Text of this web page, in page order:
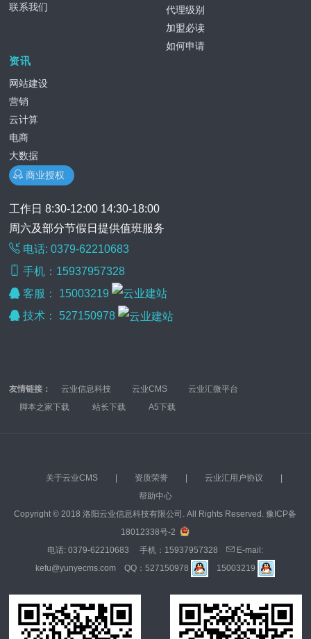
联系我们
代理级别
加盟必读
如何申请
资讯
网站建设
营销
云计算
电商
大数据
商业授权
工作日 8:30-12:00 14:30-18:00
周六及部分节假日提供值班服务
电话: 0379-62210683
手机：15937957328
客服： 15003219
技术： 527150978
友情链接： 云业信息科技 云业CMS
云业汇微平台
脚本之家下载
站长下载 A5下载
关于云业CMS 资质荣誉 云业汇用户协议
帮助中心
Copyright © 2018 洛阳云业信息科技有限公司. All Rights Reserved. 豫ICP备
18012338号-2
电话:0379-62210683 手机： 15937957328
E-mail:
kefu@yunyecms.com
QQ：527150978 15003219